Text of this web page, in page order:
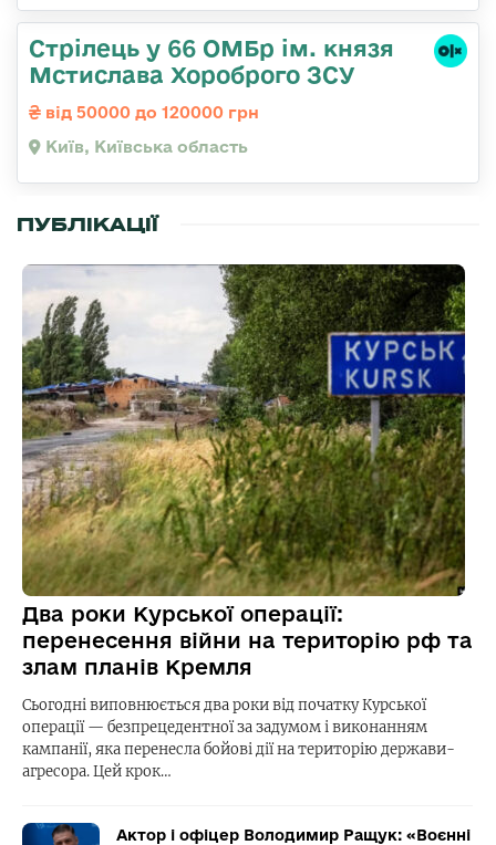
Стрілець у 66 ОМБр ім. князя
Мстислава Хороброго ЗСУ
від 50000 до 120000 грн
Київ, Київська область
ПУБЛІКАЦІЇ
Два роки Курської операції:
перенесення війни на територію рф та
злам планів Кремля
Сьогодні виповнюється два роки від початку Курської
операції — безпрецедентної за задумом і виконанням
кампанії, яка перенесла бойові дії на територію держави-
агресора. Цей крок…
Актор і офіцер Володимир Ращук: «Воєнні